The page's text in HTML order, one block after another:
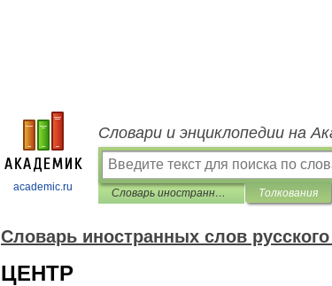
academic.ru
Словари и энциклопедии на
Словарь иностранных слов русского языка Толкования
Словарь иностранных слов
ЦЕНТР